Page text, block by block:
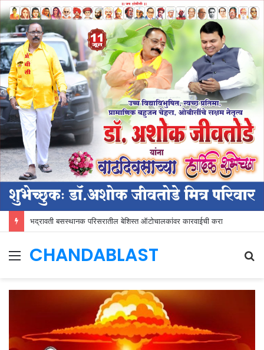
भद्रावती बसस्थानक परिसरातील बेशिस्त ऑटोचालकांवर कारवाईची करा
Menu
CHANDABLAST